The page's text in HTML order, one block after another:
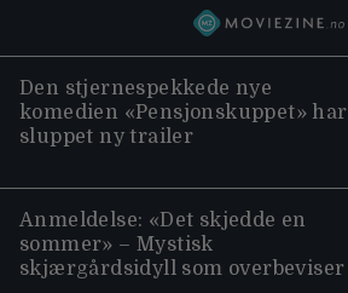
Den stjernespekkede nye
komedien «Pensjonskuppet» har
sluppet ny trailer
Anmeldelse: «Det skjedde en
sommer» – Mystisk
skjærgårdsidyll som overbeviser